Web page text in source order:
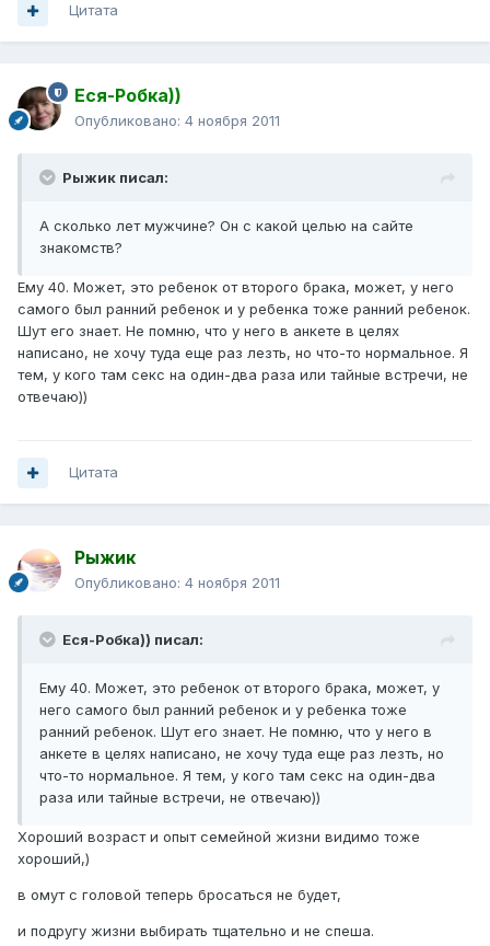
Цитата
Еся-Робка))
Опубликовано: 4 ноября 2011
Рыжик писал:
А сколько лет мужчине? Он с какой целью на сайте
знакомств?
Ему 40. Может, это ребенок от второго брака, может, у него
самого был ранний ребенок и у ребенка тоже ранний ребенок.
Шут его знает. Не помню, что у него в анкете в целях
написано, не хочу туда еще раз лезть, но что-то нормальное. Я
тем, у кого там секс на один-два раза или тайные встречи, не
отвечаю))
Цитата
Рыжик
Опубликовано: 4 ноября 2011
Еся-Робка)) писал:
Ему 40. Может, это ребенок от второго брака, может, у
него самого был ранний ребенок и у ребенка тоже
ранний ребенок. Шут его знает. Не помню, что у него в
анкете в целях написано, не хочу туда еще раз лезть, но
что-то нормальное. Я тем, у кого там секс на один-два
раза или тайные встречи, не отвечаю))
Хороший возраст и опыт семейной жизни видимо тоже
хороший,)
в омут с головой теперь бросаться не будет,
и подругу жизни выбирать тщательно и не спеша.